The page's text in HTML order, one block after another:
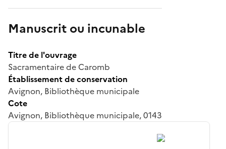
Manuscrit ou incunable
Titre de l'ouvrage
Sacramentaire de Caromb
Établissement de conservation
Avignon, Bibliothèque municipale
Cote
Avignon, Bibliothèque municipale, 0143